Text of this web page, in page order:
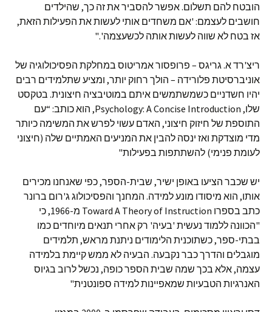
הובטח להם תשלום. אפשר להסביר את זה כך, שהילדים
חושבים לעצמם: 'אם משחדים אותי לעשות את הפעילות הזאת,
אז בטח לא שווה לעשות אותה לכשעצמה'."
ריצ'רד א. גריגס – פרופסור אמריטוס במחלקת הפסיכולוגיה של
אוניברסיטת פלורידה – הולך רחוק יותר, ומציע שתלמידים רבים
יהיו חשדניים כשמשתמשים איתם במוטיבציה חיצונית. בטקסט
שלו, Psychology: A Concise Introduction, הוא כותב: “עם
התוספת של חיזוק חיצוני, האדם עשוי לפרש את המשימה כיותר
מדי מוצדקת ואז ינסה להבין את המניעים האמתיים שלה (חיצוני
לעומת פנימי) להשתתפות בפעילות"
יש שכבר הציעו באופן ישיר, שבית-הספר, כפי שאנחנו מכירים
אותו, הוא מיסודו מונע למידה. המחנך והפסיכולוג ג'רום ברונר
כתב בספרו Toward A Theory of Instruction מ-1966, כי
"הכוונה ללמוד נעשית 'בעיה' רק אחרי תנאים מיוחדים כמו
בבתי-ספר, כשתוכנית הלימודים ניתנת מראש, תלמידים
מוגבלים והדרך כבר נקבעה. הבעיה לא ממש קיימת בלמידה
עצמה, אלא בכך שמה שבית הספר כופה, נכשל לרוב בגיוס
האנרגיות הטבעיות שמאפיינות למידה ספונטנית"